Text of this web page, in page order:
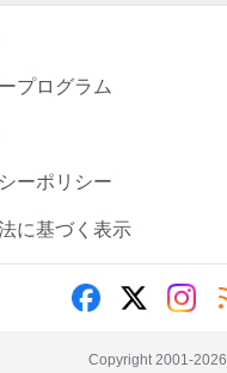
プログラム
ーポリシー
に基づく表示
Copyright 2001-2026